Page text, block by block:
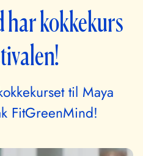
kokkekurs
til Maya
FitGreenMind!